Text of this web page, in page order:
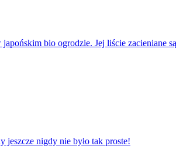
bio ogrodzie. Jej liście zacieniane
jeszcze nigdy nie było tak proste!